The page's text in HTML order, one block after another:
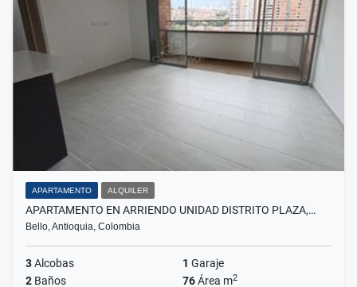
APARTAMENTO ALQUILER
APARTAMENTO EN ARRIENDO UNIDAD DISTRITO PLAZA,…
Bello, Antioquia, Colombia
3Alcobas 1 Garaje
2 Baños 76Área m2